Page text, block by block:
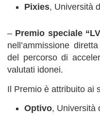
Pixies, Università
– Premio speciale
nell’ammissione
del percorso di
valutati idonei.
Il Premio è attribuito ai
Optivo, Università